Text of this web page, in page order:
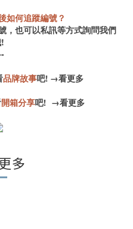
如何追蹤編號？
，也可以私訊等方式詢問我們
品牌故事吧! →看更多
開箱分享吧! →看更多
多